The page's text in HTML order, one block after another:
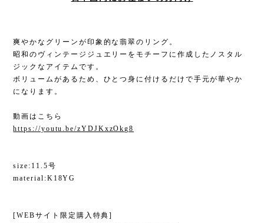
爽やかなグリーンが印象的な翡翠のリング。
昭和のヴィンテージジュエリーをモチーフに作成したノスタル
ジックなアイテムです。
ボリュームがあるため、ひとつ身に付けるだけで手元が華やか
になります。
動画はこちら
https://youtu.be/zYDJKxzOkg8
size:11.5号
material:K18YG
[WEBサイト限定購入特典]